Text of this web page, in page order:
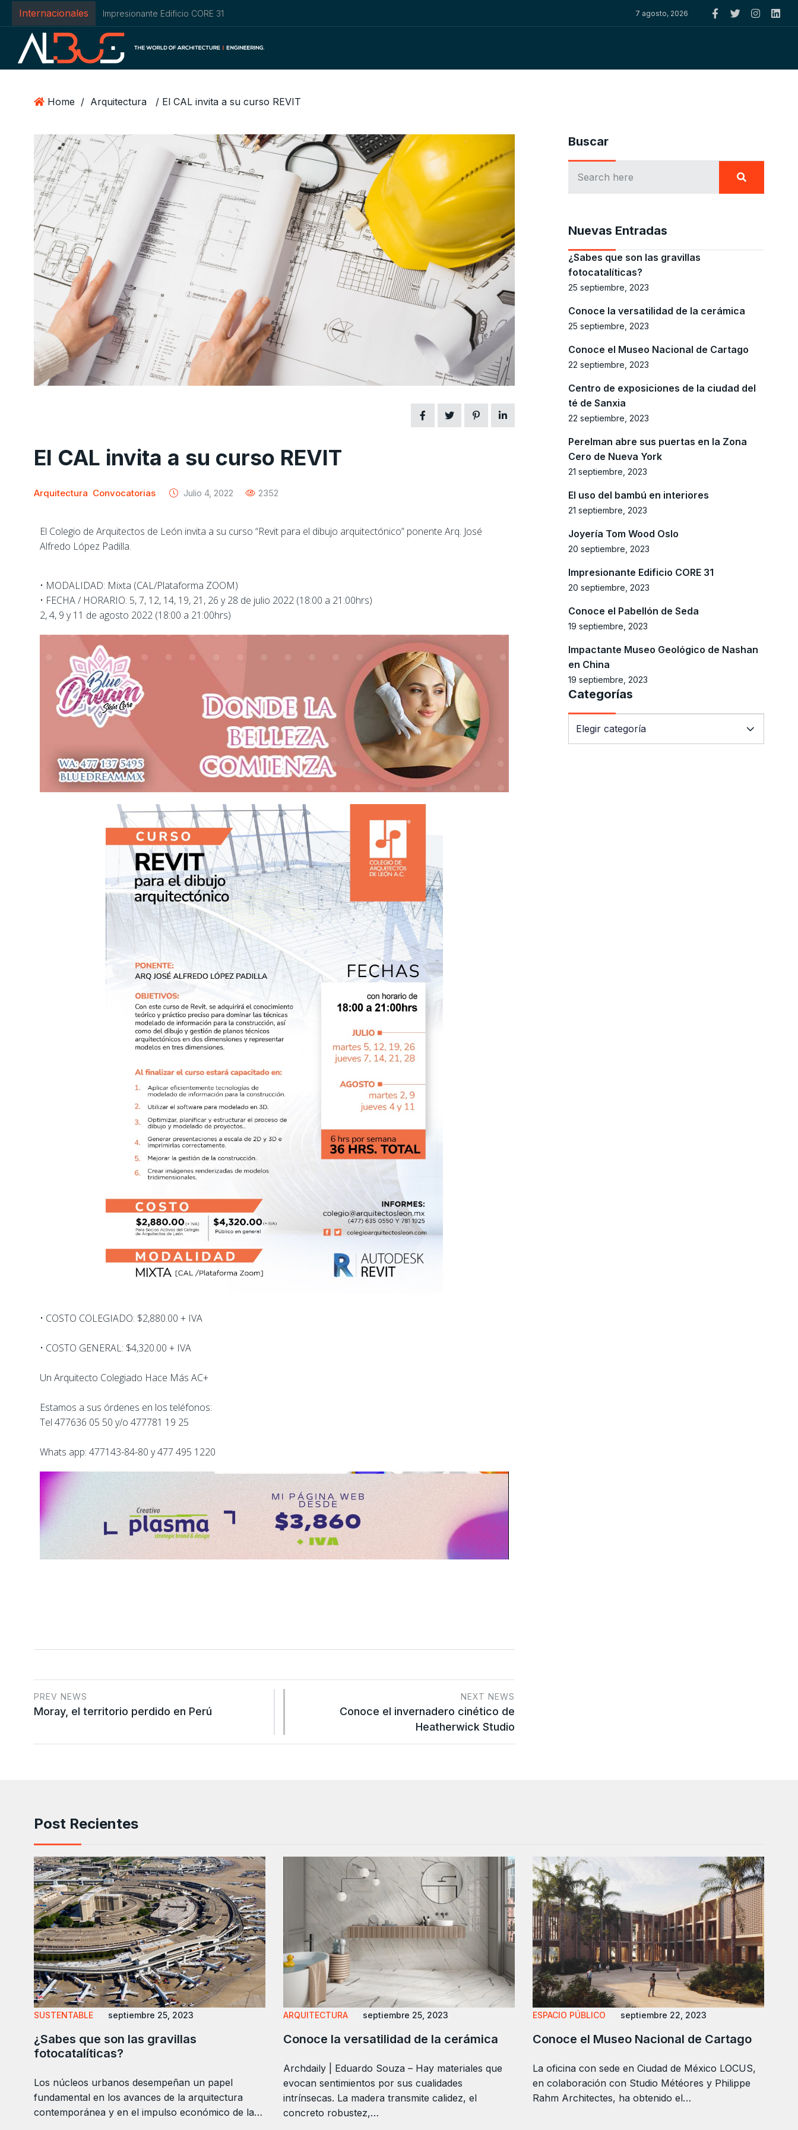
Internacionales Conoce el Pabellón de Seda 7 agosto, 2026
Home / Arquitectura / El CAL invita a su curso REVIT
El CAL invita a su curso REVIT
Arquitectura Convocatorias Julio 4, 2022 2352
El Colegio de Arquitectos de León invita a su curso “Revit para el dibujo arquitectónico” ponente Arq. José
Alfredo López Padilla.
• MODALIDAD: Mixta (CAL/Plataforma ZOOM)
• FECHA / HORARIO: 5, 7, 12, 14, 19, 21, 26 y 28 de julio 2022 (18:00 a 21:00hrs)
2, 4, 9 y 11 de agosto 2022 (18:00 a 21:00hrs)
• COSTO COLEGIADO: $2,880.00 + IVA
• COSTO GENERAL: $4,320.00 + IVA
Un Arquitecto Colegiado Hace Más AC+
Estamos a sus órdenes en los teléfonos:
Tel 477636 05 50 y/o 477781 19 25
Whats app: 477143-84-80 y 477 495 1220
PREV NEWS
Moray, el territorio perdido en Perú
NEXT NEWS
Conoce el invernadero cinético de
Heatherwick Studio
Buscar
Nuevas Entradas
¿Sabes que son las gravillas
fotocatalíticas?
25 septiembre, 2023
Conoce la versatilidad de la cerámica
25 septiembre, 2023
Conoce el Museo Nacional de Cartago
22 septiembre, 2023
Centro de exposiciones de la ciudad del
té de Sanxia
22 septiembre, 2023
Perelman abre sus puertas en la Zona
Cero de Nueva York
21 septiembre, 2023
El uso del bambú en interiores
21 septiembre, 2023
Joyería Tom Wood Oslo
20 septiembre, 2023
Impresionante Edificio CORE 31
20 septiembre, 2023
Conoce el Pabellón de Seda
19 septiembre, 2023
Impactante Museo Geológico de Nashan
en China
19 septiembre, 2023
Categorías
Post Recientes
SUSTENTABLE septiembre 25, 2023
¿Sabes que son las gravillas
fotocatalíticas?
Los núcleos urbanos desempeñan un papel
fundamental en los avances de la arquitectura
contemporánea y en el impulso económico de la…
ARQUITECTURA septiembre 25, 2023
Conoce la versatilidad de la cerámica
Archdaily | Eduardo Souza – Hay materiales que
evocan sentimientos por sus cualidades
intrínsecas. La madera transmite calidez, el
concreto robustez,…
ESPACIO PÚBLICO septiembre 22, 2023
Conoce el Museo Nacional de Cartago
La oficina con sede en Ciudad de México LOCUS,
en colaboración con Studio Météores y Philippe
Rahm Architectes, ha obtenido el…